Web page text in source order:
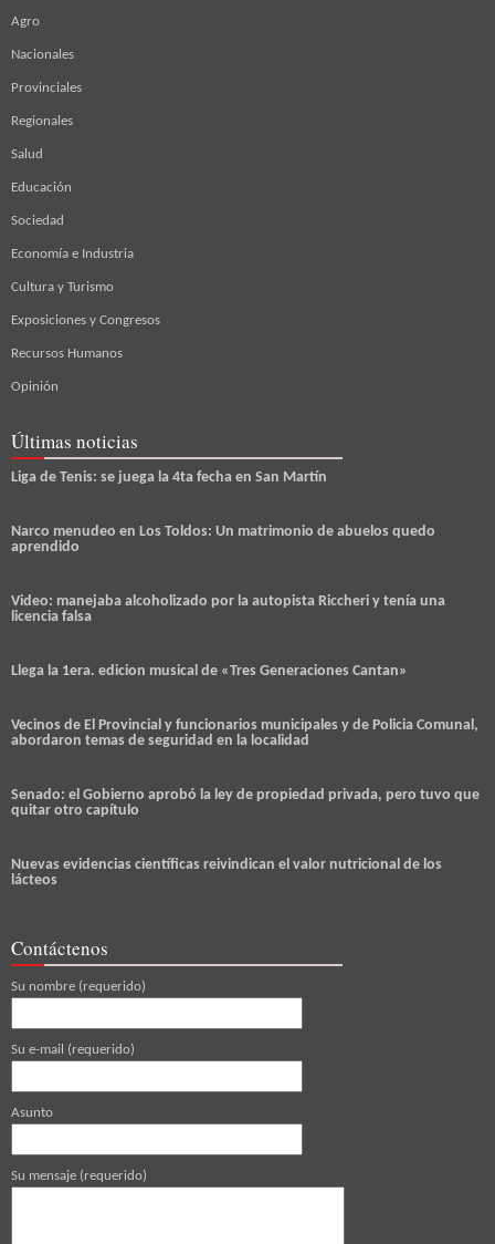
Agro
Nacionales
Provinciales
Regionales
Salud
Educación
Sociedad
Economía e Industria
Cultura y Turismo
Exposiciones y Congresos
Recursos Humanos
Opinión
Últimas noticias
Liga de Tenis: se juega la 4ta fecha en San Martín
Narco menudeo en Los Toldos: Un matrimonio de abuelos quedo
aprendido
Video: manejaba alcoholizado por la autopista Riccheri y tenía una
licencia falsa
Llega la 1era. edicion musical de «Tres Generaciones Cantan»
Vecinos de El Provincial y funcionarios municipales y de Policia Comunal,
abordaron temas de seguridad en la localidad
Senado: el Gobierno aprobó la ley de propiedad privada, pero tuvo que
quitar otro capítulo
Nuevas evidencias científicas reivindican el valor nutricional de los
lácteos
Contáctenos
Su nombre (requerido)
Su e-mail (requerido)
Asunto
Su mensaje (requerido)